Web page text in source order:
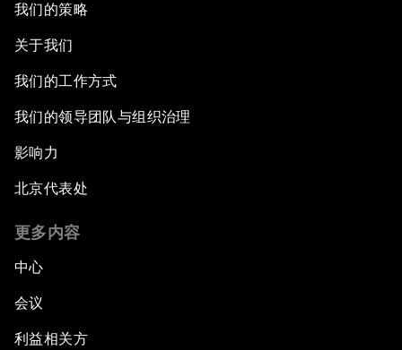
我们的策略
关于我们
我们的工作方式
我们的领导团队与组织治理
影响力
北京代表处
更多内容
中心
会议
利益相关方